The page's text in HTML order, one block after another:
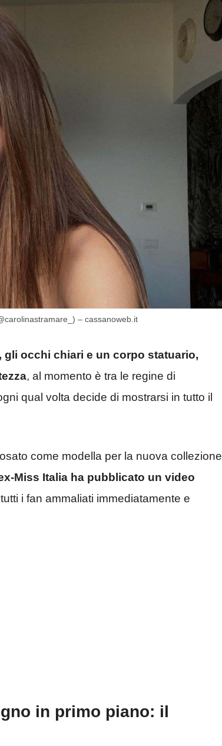
– cassanoweb.it
gli occhi chiari e un corpo statuario,
, al momento è tra le regine di
qual volta decide di mostrarsi in tutto il
come modella per la nuova collezione
Miss Italia ha pubblicato un video
i fan ammaliati immediatamente e
in primo piano: il